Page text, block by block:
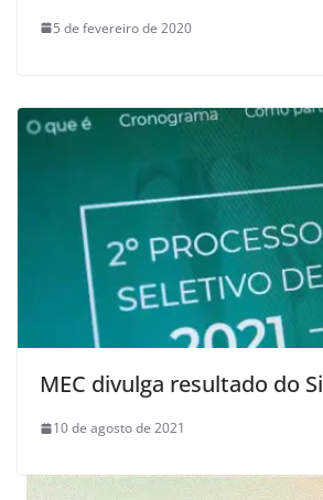
5 de fevereiro de 2020
MEC divulga resultado do
10 de agosto de 2021